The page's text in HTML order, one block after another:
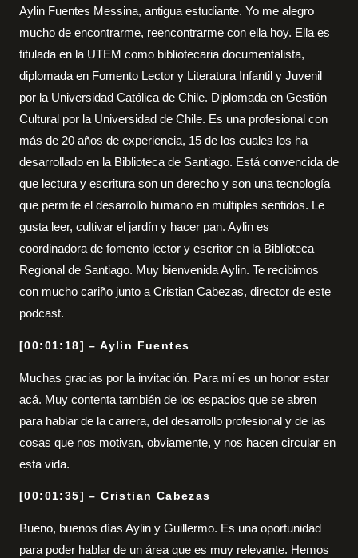
Aylin Fuentes Messina, antigua estudiante. Yo me alegro
mucho de encontrarme, reencontrarme con ella hoy. Ella es
titulada en la UTEM como bibliotecaria documentalista,
diplomada en Fomento Lector y Literatura Infantil y Juvenil
por la Universidad Católica de Chile. Diplomada en Gestión
Cultural por la Universidad de Chile. Es una profesional con
más de 20 años de experiencia, 15 de los cuales los ha
desarrollado en la Biblioteca de Santiago. Está convencida de
que lectura y escritura son un derecho y son una tecnología
que permite el desarrollo humano en múltiples sentidos. Le
gusta leer, cultivar el jardín y hacer pan. Aylin es
coordinadora de fomento lector y escritor en la Biblioteca
Regional de Santiago. Muy bienvenida Aylin. Te recibimos
con mucho cariño junto a Cristian Cabezas, director de este
podcast.
[00:01:18] – Aylin Fuentes
Muchas gracias por la invitación. Para mí es un honor estar
acá. Muy contenta también de los espacios que se abren
para hablar de la carrera, del desarrollo profesional y de las
cosas que nos motivan, obviamente, y nos hacen circular en
esta vida.
[00:01:35] – Cristian Cabezas
Bueno, buenos días Aylin y Guillermo. Es una oportunidad
para poder hablar de un área que es muy relevante. Hemos